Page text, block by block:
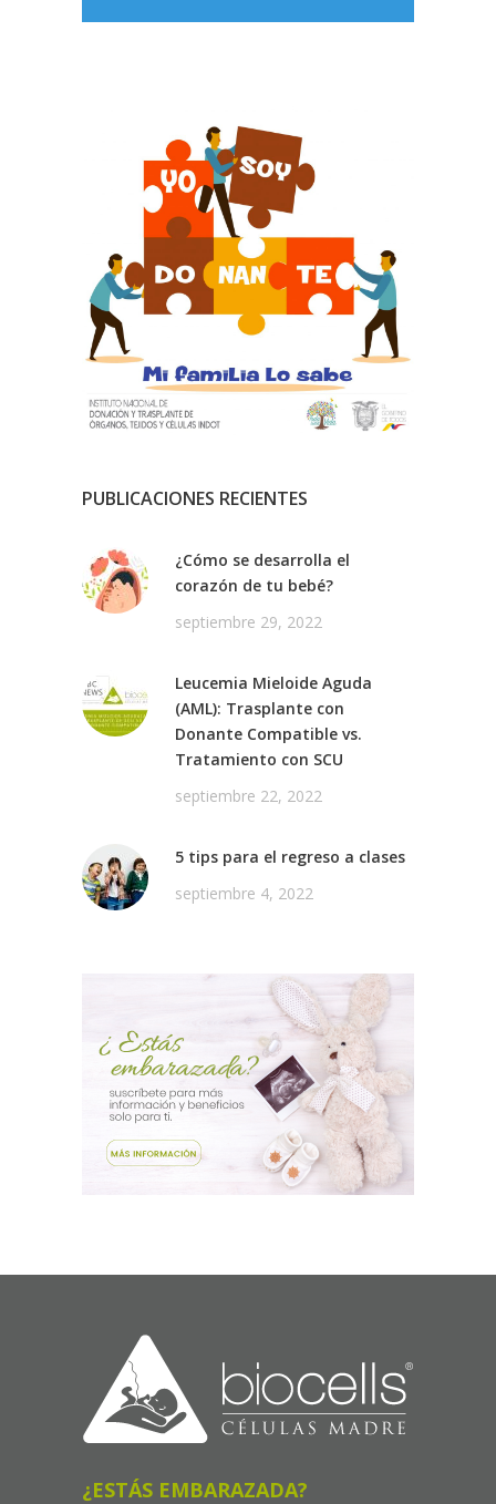
PUBLICACIONES RECIENTES
¿Cómo se desarrolla el
corazón de tu bebé?
septiembre 29, 2022
Leucemia Mieloide Aguda
(AML): Trasplante con
Donante Compatible vs.
Tratamiento con SCU
septiembre 22, 2022
5 tips para el regreso a clases
septiembre 4, 2022
¿ESTÁS EMBARAZADA?